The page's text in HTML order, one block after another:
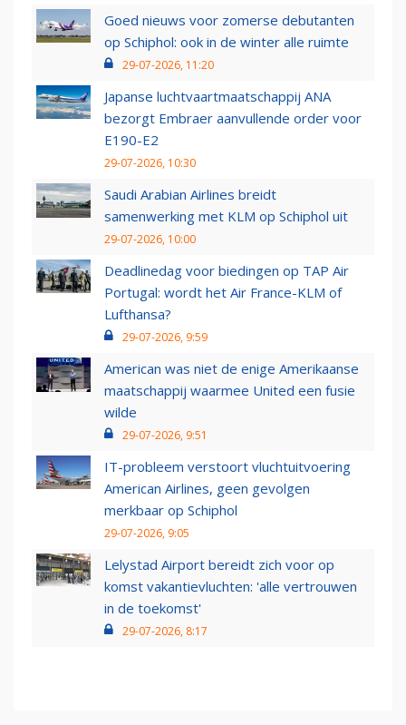
Goed nieuws voor zomerse debutanten
op Schiphol: ook in de winter alle ruimte
29-07-2026, 11:20
Japanse luchtvaartmaatschappij ANA
bezorgt Embraer aanvullende order voor
E190-E2
29-07-2026, 10:30
Saudi Arabian Airlines breidt
samenwerking met KLM op Schiphol uit
29-07-2026, 10:00
Deadlinedag voor biedingen op TAP Air
Portugal: wordt het Air France-KLM of
Lufthansa?
29-07-2026, 9:59
American was niet de enige Amerikaanse
maatschappij waarmee United een fusie
wilde
29-07-2026, 9:51
IT-probleem verstoort vluchtuitvoering
American Airlines, geen gevolgen
merkbaar op Schiphol
29-07-2026, 9:05
Lelystad Airport bereidt zich voor op
komst vakantievluchten: 'alle vertrouwen
in de toekomst'
29-07-2026, 8:17